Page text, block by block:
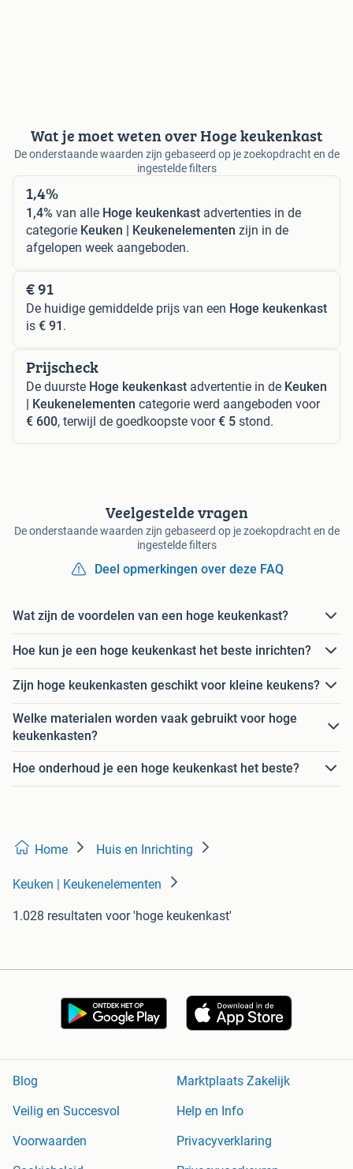
Wat je moet weten over Hoge keukenkast
De onderstaande waarden zijn gebaseerd op je zoekopdracht en de
ingestelde filters
1,4%
1,4% van alle Hoge keukenkast advertenties in de
categorie Keuken | Keukenelementen zijn in de
afgelopen week aangeboden.
€ 91
De huidige gemiddelde prijs van een Hoge keukenkast
is € 91 .
Prijscheck
De duurste Hoge keukenkast advertentie in de Keuken
| Keukenelementen categorie werd aangeboden voor
€ 600, terwijl de goedkoopste voor€ 5 stond.
Veelgestelde vragen
De onderstaande waarden zijn gebaseerd op je zoekopdracht en de
ingestelde filters
Deel opmerkingen over deze FAQ
Wat zijn de voordelen van een hoge keukenkast?
Hoe kun je een hoge keukenkast het beste inrichten?
Zijn hoge keukenkasten geschikt voor kleine keukens?
Welke materialen worden vaak gebruikt voor hoge
keukenkasten?
Hoe onderhoud je een hoge keukenkast het beste?
Home Huis en Inrichting
Keuken | Keukenelementen
1.028 resultaten voor 'hoge keukenkast'
Blog
Marktplaats Zakelijk
Veilig en Succesvol
Help en Info
Voorwaarden
Privacyverklaring